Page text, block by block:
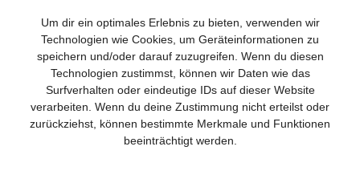
Um dir ein optimales Erlebnis zu bieten, verwenden wir
Technologien wie Cookies, um Geräteinformationen zu
speichern und/oder darauf zuzugreifen. Wenn du diesen
Technologien zustimmst, können wir Daten wie das
Surfverhalten oder eindeutige IDs auf dieser Website
verarbeiten. Wenn du deine Zustimmung nicht erteilst oder
zurückziehst, können bestimmte Merkmale und Funktionen
beeinträchtigt werden.
Mediengesellschaft bR
Mundsburger Damm 6
22087 Hamburg
Kontakt
Telefon: 0 40 / 42 91 77-0
E-Mail:post@wm-medien.de
Web:www.wm-medien.de